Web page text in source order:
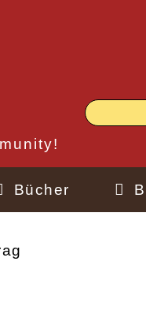
Bücher